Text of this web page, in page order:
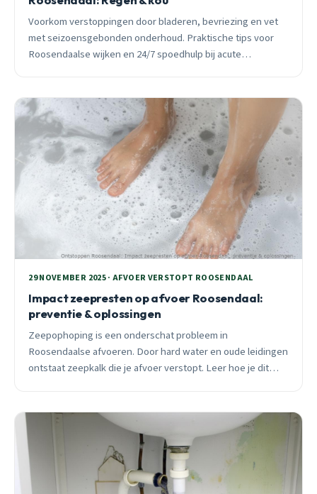
Voorkom verstoppingen door bladeren, bevriezing en vet
met seizoensgebonden onderhoud. Praktische tips voor
Roosendaalse wijken en 24/7 spoedhulp bij acute
29 NOVEMBER 2025 · AFVOER VERSTOPT ROOSENDAAL
Impact zeepresten op afvoer Roosendaal:
preventie & oplossingen
Zeepophoping is een onderschat probleem in
Roosendaalse afvoeren. Door hard water en oude leidingen
ontstaat zeepkalk die je afvoer verstopt. Leer hoe je dit